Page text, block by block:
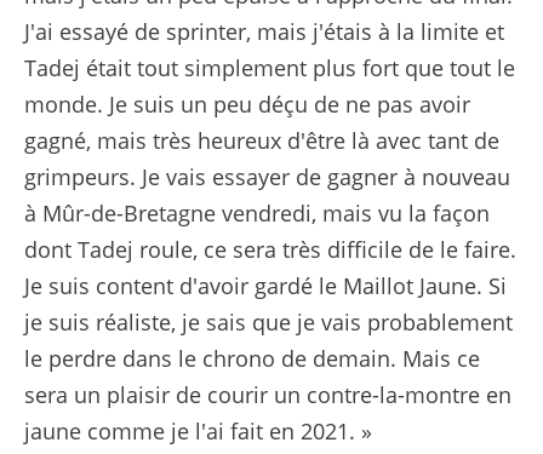
J'ai essayé de sprinter, mais j'étais à la limite et
Tadej était tout simplement plus fort que tout le
monde. Je suis un peu déçu de ne pas avoir
gagné, mais très heureux d'être là avec tant de
grimpeurs. Je vais essayer de gagner à nouveau
à Mûr-de-Bretagne vendredi, mais vu la façon
dont Tadej roule, ce sera très difficile de le faire.
Je suis content d'avoir gardé le Maillot Jaune. Si
je suis réaliste, je sais que je vais probablement
le perdre dans le chrono de demain. Mais ce
sera un plaisir de courir un contre-la-montre en
jaune comme je l'ai fait en 2021. »